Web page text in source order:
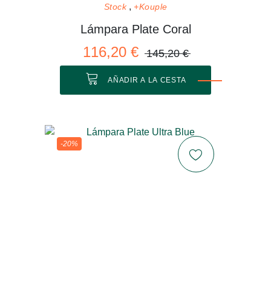
Stock +Kouple
Lámpara Plate Coral
116,20 € 145,20 €
AÑADIR A LA CESTA
-20%